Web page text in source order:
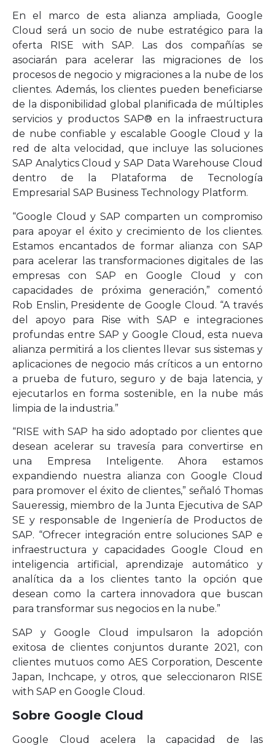
En el marco de esta alianza ampliada, Google
Cloud será un socio de nube estratégico para la
oferta RISE with SAP. Las dos compañías se
asociarán para acelerar las migraciones de los
procesos de negocio y migraciones a la nube de los
clientes. Además, los clientes pueden beneficiarse
de la disponibilidad global planificada de múltiples
servicios y productos SAP® en la infraestructura
de nube confiable y escalable Google Cloud y la
red de alta velocidad, que incluye las soluciones
SAP Analytics Cloud y SAP Data Warehouse Cloud
dentro de la Plataforma de Tecnología
Empresarial SAP Business Technology Platform.
“Google Cloud y SAP comparten un compromiso
para apoyar el éxito y crecimiento de los clientes.
Estamos encantados de formar alianza con SAP
para acelerar las transformaciones digitales de las
empresas con SAP en Google Cloud y con
capacidades de próxima generación,” comentó
Rob Enslin, Presidente de Google Cloud. “A través
del apoyo para Rise with SAP e integraciones
profundas entre SAP y Google Cloud, esta nueva
alianza permitirá a los clientes llevar sus sistemas y
aplicaciones de negocio más críticos a un entorno
a prueba de futuro, seguro y de baja latencia, y
ejecutarlos en forma sostenible, en la nube más
limpia de la industria.”
“RISE with SAP ha sido adoptado por clientes que
desean acelerar su travesía para convertirse en
una Empresa Inteligente. Ahora estamos
expandiendo nuestra alianza con Google Cloud
para promover el éxito de clientes,” señaló Thomas
Saueressig, miembro de la Junta Ejecutiva de SAP
SE y responsable de Ingeniería de Productos de
SAP. “Ofrecer integración entre soluciones SAP e
infraestructura y capacidades Google Cloud en
inteligencia artificial, aprendizaje automático y
analítica da a los clientes tanto la opción que
desean como la cartera innovadora que buscan
para transformar sus negocios en la nube.”
SAP y Google Cloud impulsaron la adopción
exitosa de clientes conjuntos durante 2021, con
clientes mutuos como AES Corporation, Descente
Japan, Inchcape, y otros, que seleccionaron RISE
with SAP en Google Cloud.
Sobre Google Cloud
Google Cloud acelera la capacidad de las